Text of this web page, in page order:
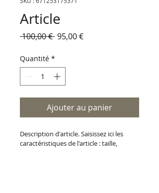
Article
100,00 € Prix
95,00 €Prix
Quantité *
Ajouter au panier
Description d'article. Saisissez ici les
caractéristiques de l'article : taille,